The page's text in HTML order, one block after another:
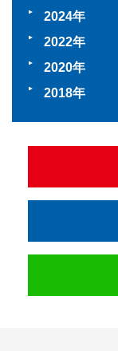
2024
2022
2020
2018